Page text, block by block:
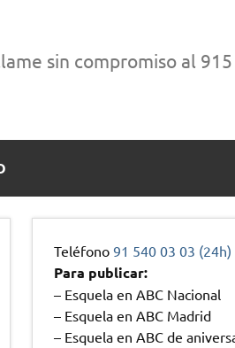
sin compromiso al
Teléfono91 540 03 03 (24h)
Para publicar:
– Esquela en ABC Nacional
– Esquela en ABC Madrid
– Esquela en ABC de